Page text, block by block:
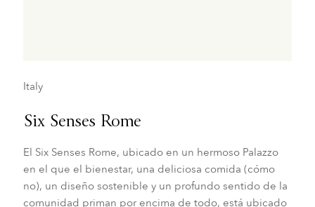
Italy
Six Senses Rome
El Six Senses Rome, ubicado en un hermoso Palazzo
en el que el bienestar, una deliciosa comida (cómo
no), un diseño sostenible y un profundo sentido de la
comunidad priman por encima de todo, está ubicado